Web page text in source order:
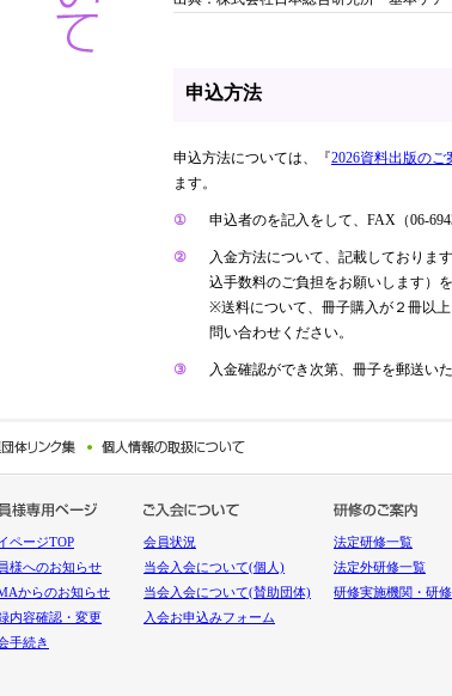
申込方法
申込方法については、『2026資料出版のご
ます。
① 申込者のを記入をして、FAX（06-
②
入金方法について、記載しておりま
込手数料のご負担をお願いします）
※送料について、冊子購入が２冊以
問い合わせください。
③ 入金確認ができ次第、冊子を郵送いた
ページTOP
様へのお知らせ
からのお知らせ
内容確認・変更
手続き
会員状況
当会入会について(個人)
当会入会について(賛助団体)
入会お申込みフォーム
法定研修一覧
法定外研修一覧
研修実施機関・研